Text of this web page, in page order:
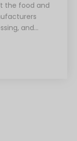
the food and
and…